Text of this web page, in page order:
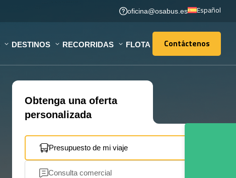
oficina@osabus.es Español
DESTINOS RECORRIDAS FLOTA Contáctenos
Contáctenos
Obtenga una oferta
personalizada
Presupuesto de mi viaje
Consulta comercial